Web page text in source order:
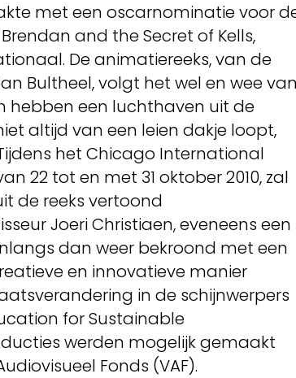
met een oscarnominatie voor
and the Secret of Kells,
De animatiereeks, van de
Bultheel, volgt het wel en wee van
hebben een luchthaven uit de
altijd van een leien dakje loopt,
het Chicago International
22 tot en met 31 oktober 2010, zal
de reeks vertoond
Joeri Christiaen, eveneens een
dan weer bekroond met een
en innovatieve manier
in de schijnwerpers
for Sustainable
werden mogelijk gemaakt
Fonds (VAF).